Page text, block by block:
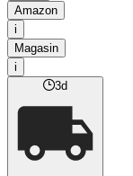
Amazon
i
Magasin
i
3d